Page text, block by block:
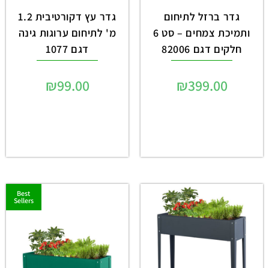
גדר ברזל לתיחום
ותמיכת צמחים – סט 6
חלקים דגם 82006
₪399.00
גדר עץ דקורטיבית 1.2
מ' לתיחום ערוגות גינה
דגם 1077
₪99.00
Best
Sellers